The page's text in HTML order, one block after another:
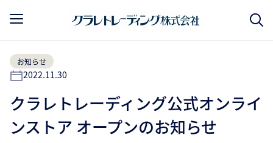
お知らせ
2022.11.30
クラレトレーディング公式オンライ
ンストア オープンのお知らせ